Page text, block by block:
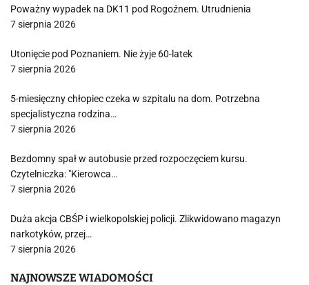
Poważny wypadek na DK11 pod Rogoźnem. Utrudnienia
7 sierpnia 2026
Utonięcie pod Poznaniem. Nie żyje 60-latek
7 sierpnia 2026
5-miesięczny chłopiec czeka w szpitalu na dom. Potrzebna
specjalistyczna rodzina…
7 sierpnia 2026
Bezdomny spał w autobusie przed rozpoczęciem kursu.
Czytelniczka: "Kierowca…
7 sierpnia 2026
Duża akcja CBŚP i wielkopolskiej policji. Zlikwidowano magazyn
narkotyków, przej…
7 sierpnia 2026
NAJNOWSZE WIADOMOŚCI